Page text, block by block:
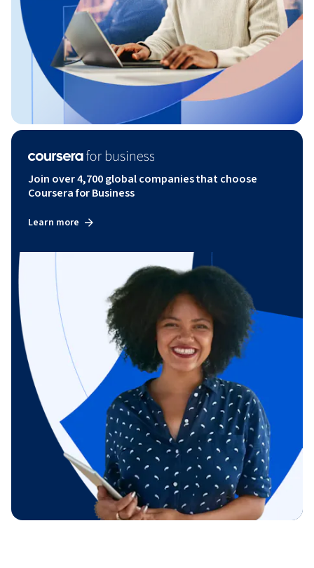
Join over 4,700 global companies that choose
Coursera for Business
Learn more